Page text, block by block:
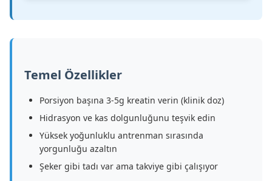
Temel Özellikler
Porsiyon başına 3-5g kreatin verin (klinik doz)
Hidrasyon ve kas dolgunluğunu teşvik edin
Yüksek yoğunluklu antrenman sırasında
yorgunluğu azaltın
Şeker gibi tadı var ama takviye gibi çalışıyor